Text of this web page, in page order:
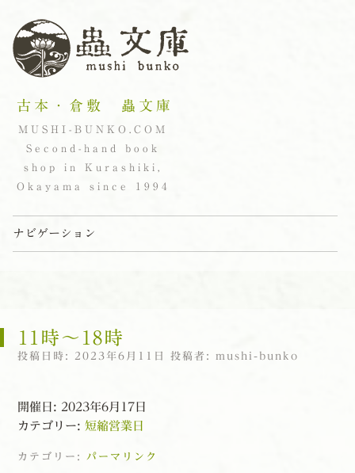
古本・倉敷 蟲文庫
MUSHI-BUNKO.COM
Second-hand book
shop in Kurashiki,
Okayama since 1994
ナビゲーション
11時〜18時
投稿日時: 2023年6月11日 投稿者: mushi-bunko
開催日: 2023年6月17日
カテゴリー: 短縮営業日
カテゴリー: パーマリンク